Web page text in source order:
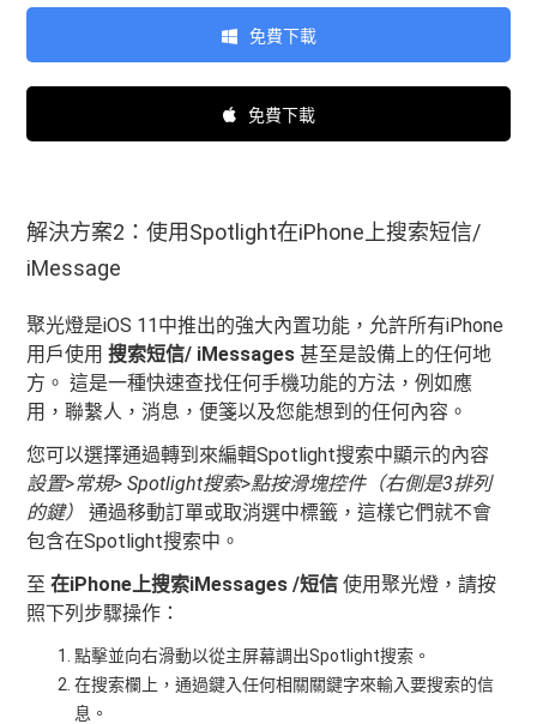
免費下載
免費下載
解決方案2：使用Spotlight在iPhone上搜索短信/
iMessage
聚光燈是iOS 11中推出的強大內置功能，允許所有iPhone
用戶使用搜索短信/ iMessages 甚至是設備上的任何地
方。 這是一種快速查找任何手機功能的方法，例如應
用，聯繫人，消息，便箋以及您能想到的任何內容。
您可以選擇通過轉到來編輯Spotlight搜索中顯示的內容
設置>常規> Spotlight搜索>點按滑塊控件（右側是3排列
的鍵）
通過移動訂單或取消選中標籤，這樣它們就不會
包含在Spotlight搜索中。
至在iPhone上搜索iMessages /短信 使用聚光燈，請按
照下列步驟操作：
點擊並向右滑動以從主屏幕調出Spotlight搜索。
在搜索欄上，通過鍵入任何相關關鍵字來輸入要搜索的信
息。